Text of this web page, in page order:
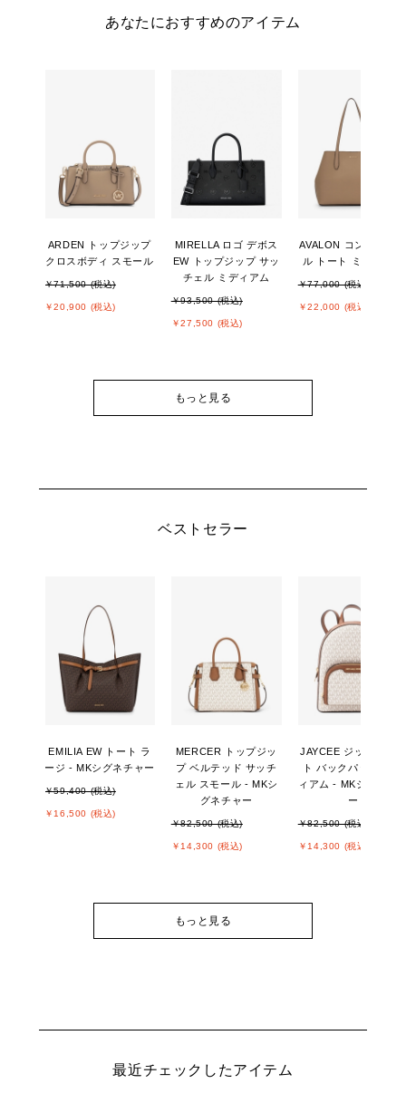
あなたにおすすめのアイテム
ARDEN トップジップ
クロスボディ スモール
￥71,500 (税込)
￥20,900 (税込)
MIRELLA ロゴ デボス
EW トップジップ サッ
チェル ミディアム
￥93,500 (税込)
￥27,500 (税込)
AVALON コンバーチ
ル トート ミディアム
￥77,000 (税込)
￥22,000 (税込)
もっと見る
ベストセラー
EMILIA EW トート ラ
ージ - MKシグネチャー
￥59,400 (税込)
￥16,500 (税込)
MERCER トップジッ
プ ベルテッド サッチ
ェル スモール - MKシ
グネチャー
￥82,500 (税込)
￥14,300 (税込)
JAYCEE ジップポケッ
ト バックパック ミデ
ィアム - MKシグネチ
ー
￥82,500 (税込)
￥14,300 (税込)
もっと見る
最近チェックしたアイテム